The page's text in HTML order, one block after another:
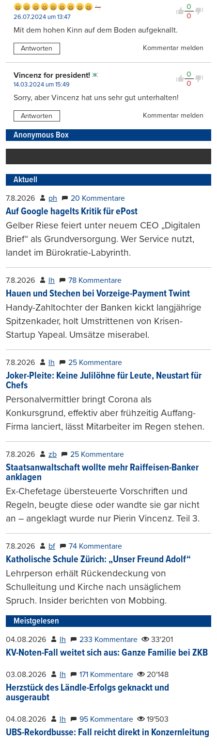
0
0
26.07.2024 um 13:47
Mit dem hohen Kinn auf dem Boden aufgeknallt.
Antworten Kommentar melden
0
0
Vincenz for president!
14.03.2024 um 15:49
Sorry, aber Vincenz hat uns sehr gut unterhalten!
Antworten Kommentar melden
Anonymous Box
Aktuell
7.8.2026 ph 20 Kommentare
Auf Google hagelts Kritik für ePost
Gelber Riese feiert unter neuem CEO „Digitalen
Brief“ als Grundversorgung. Wer Service nutzt,
landet im Bürokratie-Labyrinth.
7.8.2026 lh 78 Kommentare
Hauen und Stechen bei Vorzeige-Payment Twint
Handy-Zahltochter der Banken kickt langjährige
Spitzenkader, holt Umstrittenen von Krisen-
Startup Yapeal. Umsätze miserabel.
7.8.2026 lh 25 Kommentare
Joker-Pleite: Keine Julilöhne für Leute, Neustart für
Chefs
Personalvermittler bringt Corona als
Konkursgrund, effektiv aber frühzeitig Auffang-
Firma lanciert, lässt Mitarbeiter im Regen stehen.
7.8.2026 zb 25 Kommentare
Staatsanwaltschaft wollte mehr Raiffeisen-Banker
anklagen
Ex-Chefetage übersteuerte Vorschriften und
Regeln, beugte diese oder wandte sie gar nicht
an – angeklagt wurde nur Pierin Vincenz. Teil 3.
7.8.2026 bf 74 Kommentare
Katholische Schule Zürich: „Unser Freund Adolf“
Lehrperson erhält Rückendeckung von
Schulleitung und Kirche nach unsäglichem
Spruch. Insider berichten von Mobbing.
Meistgelesen
04.08.2026 lh 233 Kommentare 33'201
KV-Noten-Fall weitet sich aus: Ganze Familie bei ZKB
03.08.2026 lh 171 Kommentare 20'148
Herzstück des Ländle-Erfolgs geknackt und
ausgeraubt
04.08.2026 lh 95 Kommentare 19'503
UBS-Rekordbusse: Fall reicht direkt in Konzernleitung